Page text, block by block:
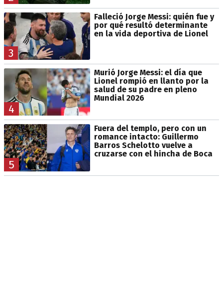
3
Falleció Jorge Messi: quién fue y
por qué resultó determinante
en la vida deportiva de Lionel
4
Murió Jorge Messi: el día que
Lionel rompió en llanto por la
salud de su padre en pleno
Mundial 2026
5
Fuera del templo, pero con un
romance intacto: Guillermo
Barros Schelotto vuelve a
cruzarse con el hincha de Boca